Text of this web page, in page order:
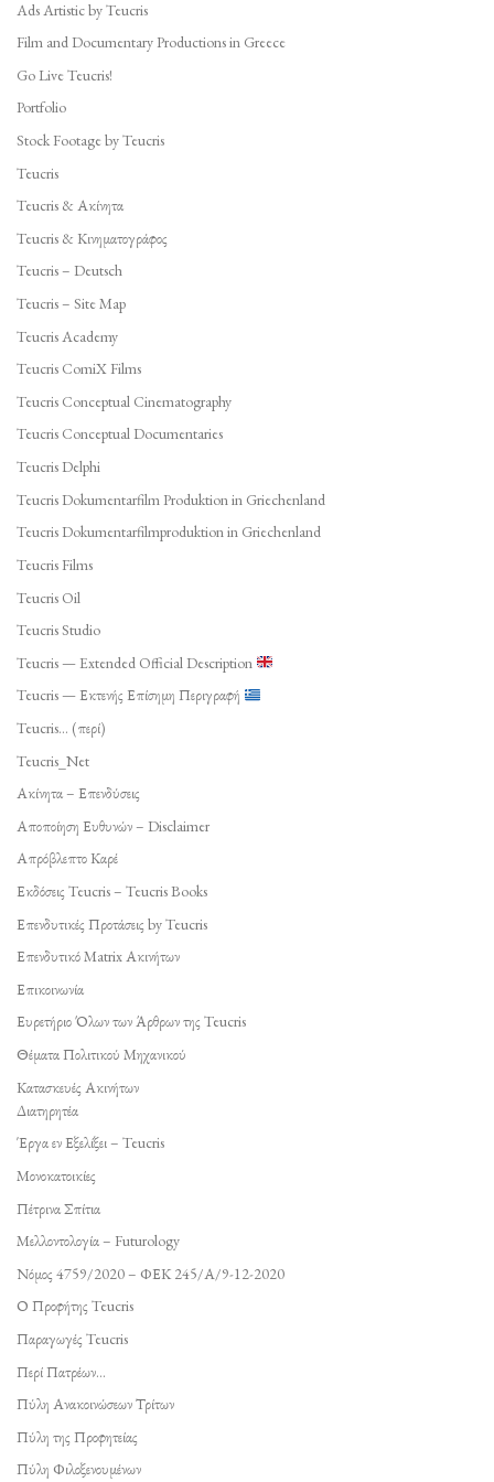
Ads Artistic by Teucris
Film and Documentary Productions in Greece
Go Live Teucris!
Portfolio
Stock Footage by Teucris
Teucris
Teucris & Ακίνητα
Teucris & Κινηματογράφος
Teucris – Deutsch
Teucris – Site Map
Teucris Academy
Teucris ComiX Films
Teucris Conceptual Cinematography
Teucris Conceptual Documentaries
Teucris Delphi
Teucris Dokumentarfilm Produktion in Griechenland
Teucris Dokumentarfilmproduktion in Griechenland
Teucris Films
Teucris Oil
Teucris Studio
Teucris — Extended Official Description
Teucris — Εκτενής Επίσημη Περιγραφή
Teucris… (περί)
Teucris_Net
Ακίνητα – Επενδύσεις
Αποποίηση Ευθυνών – Disclaimer
Απρόβλεπτο Καρέ
Εκδόσεις Teucris – Teucris Books
Επενδυτικές Προτάσεις by Teucris
Επενδυτικό Matrix Ακινήτων
Επικοινωνία
Ευρετήριο Όλων των Άρθρων της Teucris
Θέματα Πολιτικού Μηχανικού
Κατασκευές Ακινήτων
Διατηρητέα
Έργα εν Εξελίξει – Teucris
Μονοκατοικίες
Πέτρινα Σπίτια
Μελλοντολογία – Futurology
Νόμος 4759/2020 – ΦΕΚ 245/Α/9-12-2020
Ο Προφήτης Teucris
Παραγωγές Teucris
Περί Πατρέων…
Πύλη Ανακοινώσεων Τρίτων
Πύλη της Προφητείας
Πύλη Φιλοξενουμένων